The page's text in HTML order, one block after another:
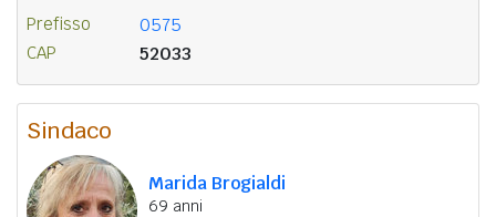
Prefisso 0575
CAP 52033
Sindaco
Marida Brogialdi
69 anni